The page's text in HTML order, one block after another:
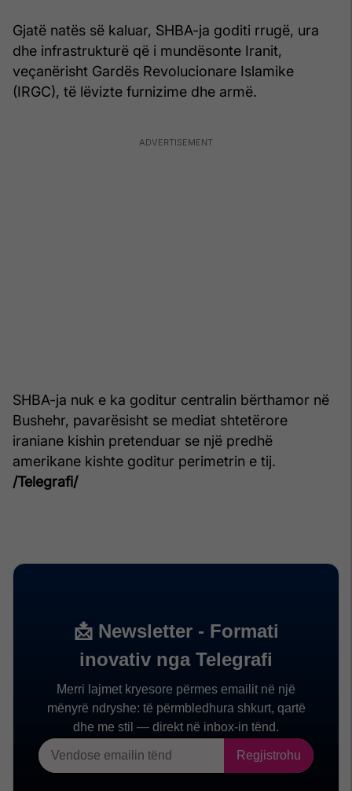
Gjatë natës së kaluar, SHBA-ja goditi rrugë, ura
dhe infrastrukturë që i mundësonte Iranit,
veçanërisht Gardës Revolucionare Islamike
(IRGC), të lëvizte furnizime dhe armë.
SHBA-ja nuk e ka goditur centralin bërthamor në
Bushehr, pavarësisht se mediat shtetërore
iraniane kishin pretenduar se një predhë
amerikane kishte goditur perimetrin e tij.
/Telegrafi/